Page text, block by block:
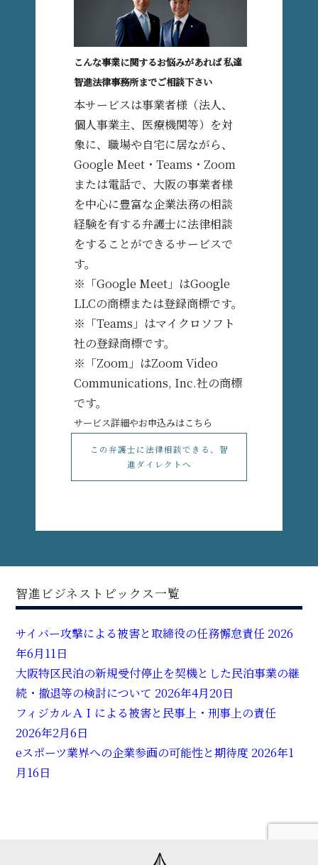
こんな事業に関するお悩みがあれば 私達
智進法律事務所までご相談下さい
本サービスは事業者様（法人、
個人事業主、医療機関等）を対
象に、職場や自宅に居ながら、
Google Meet・Teams・Zoom
または電話で、大阪の事業者様
を中心に豊富な企業法務の相談
経験を有する弁護士に法律相談
をすることができるサービスで
す。
※「Google Meet」はGoogle
LLCの商標または登録商標です。
※「Teams」はマイクロソフト
社の登録商標です。
※「Zoom」はZoom Video
Communications, Inc.社の商標
です。
サービス詳細やお申込みはこちら
この弁護士に法律相談できる、智
進ダイレクトへ
智進ビジネストピックス一覧
サイバー攻撃による被害と取締役の任務懈怠責任 2026
年6月11日
大阪特区民泊の新規受付停止を契機とした民泊事業の継
続・撤退等の検討について 2026年4月20日
フィジカルＡＩによる被害と民事上・刑事上の責任
2026年2月6日
eスポーツ業界への企業参画の可能性と期待度 2026年1
月16日